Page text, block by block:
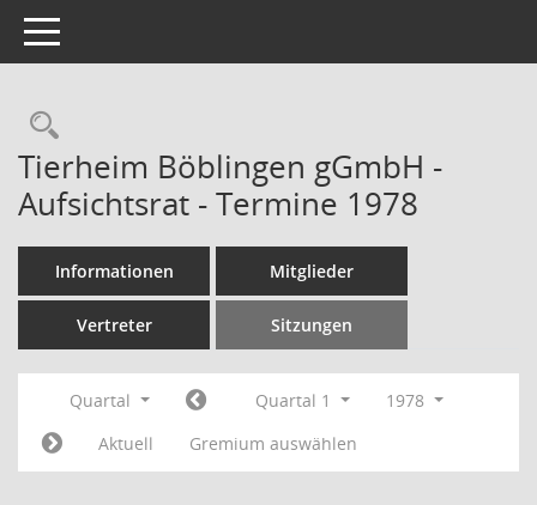
Toggle navigation
Rechercheauswahl
Tierheim Böblingen gGmbH -
Aufsichtsrat - Termine 1978
Informationen Mitglieder
Vertreter Sitzungen
Quartal Quartal 1
1978
Aktuell
Gremium auswählen